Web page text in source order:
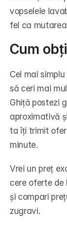
vopselele
fel ca
Cum
Cel mai
să ceri mai
Ghiță postezi
aproximativă
ta îți trimit
minute.
cere oferte de
și compari
zugravi.